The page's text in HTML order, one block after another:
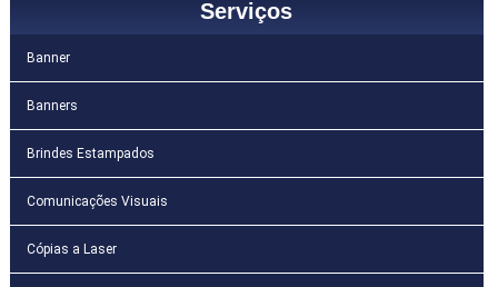
Serviços
Banner
Banners
Brindes Estampados
Comunicações Visuais
Cópias a Laser